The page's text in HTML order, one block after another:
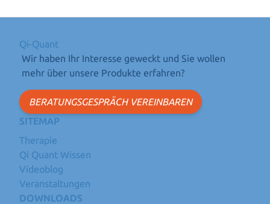
Qi-Quant
Wir haben Ihr Interesse geweckt und Sie wollen
mehr über unsere Produkte erfahren?
BERATUNGSGESPRÄCH VEREINBAREN
SITEMAP
Therapie
Qi Quant Wissen
Videoblog
Veranstaltungen
DOWNLOADS